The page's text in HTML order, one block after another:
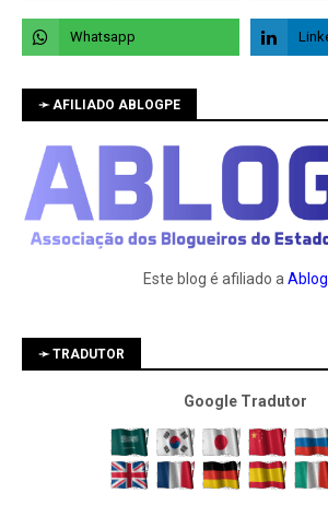
➛ AFILIADO ABLOGPE
Este blog é afiliado aAblog
➛ TRADUTOR
Google Tradutor